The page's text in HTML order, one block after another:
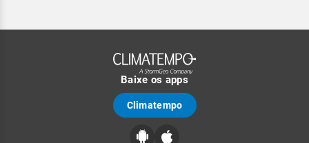
Baixe os apps
Climatempo